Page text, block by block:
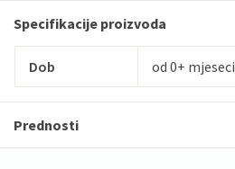
Specifikacije proizvoda
Dob od 0+ mjeseci
Prednosti